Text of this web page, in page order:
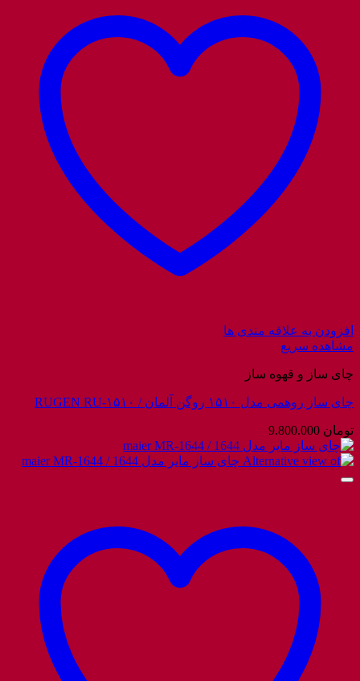
افزودن به علاقه مندی ها
مشاهده سریع
چای ساز و قهوه ساز
چای ساز روهمی مدل ۱۵۱۰ روگن آلمان / RUGEN RU-۱۵۱۰
تومان